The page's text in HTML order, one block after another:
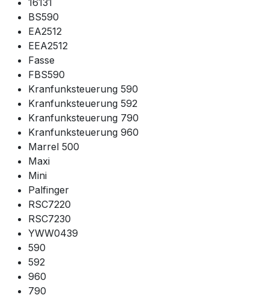
16131
BS590
EA2512
EEA2512
Fasse
FBS590
Kranfunksteuerung 590
Kranfunksteuerung 592
Kranfunksteuerung 790
Kranfunksteuerung 960
Marrel 500
Maxi
Mini
Palfinger
RSC7220
RSC7230
YWW0439
590
592
960
790